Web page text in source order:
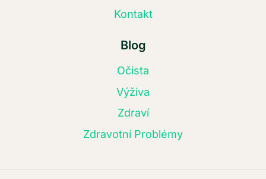
Kontakt
Blog
Očista
Výživa
Zdraví
Zdravotní Problémy